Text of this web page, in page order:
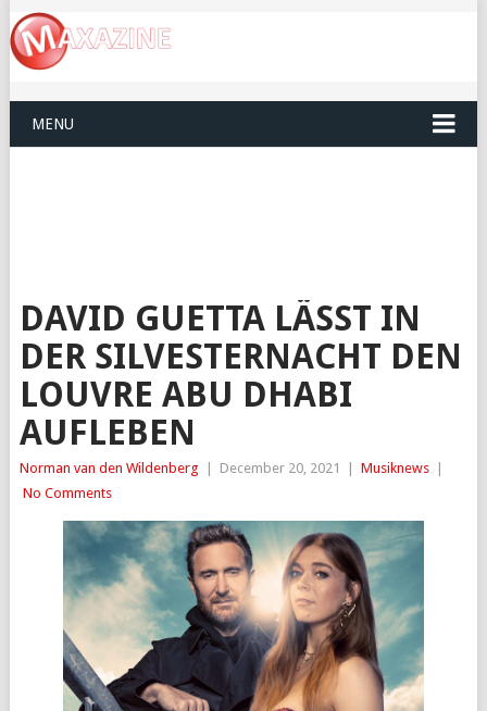
MENU
DAVID GUETTA LÄSST IN
DER SILVESTERNACHT DEN
LOUVRE ABU DHABI
AUFLEBEN
Norman van den Wildenberg December 20, 2021 Musiknews
No Comments